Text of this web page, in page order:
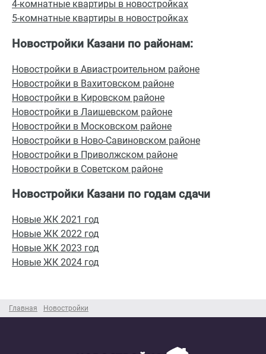
Главная Новостройки
4-комнатные квартиры в новостройках
5-комнатные квартиры в новостройках
Новостройки Казани по районам:
Новостройки в Авиастроительном районе
Новостройки в Вахитовском районе
Новостройки в Кировском районе
Новостройки в Лаишевском районе
Новостройки в Московском районе
Новостройки в Ново-Савиновском районе
Новостройки в Приволжском районе
Новостройки в Советском районе
Новостройки Казани по годам сдачи
Новые ЖК 2021 год
Новые ЖК 2022 год
Новые ЖК 2023 год
Новые ЖК 2024 год